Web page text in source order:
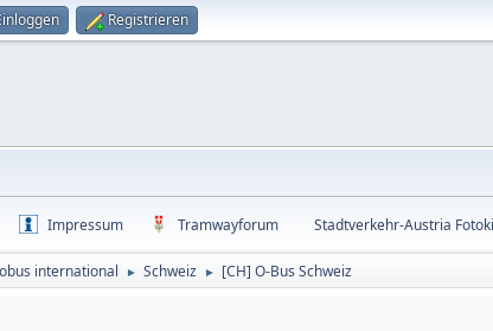
Registrieren
Impressum Tramwayforum Stadtverkehr-Austria
international ► Schweiz ► [CH] O-Bus Schweiz